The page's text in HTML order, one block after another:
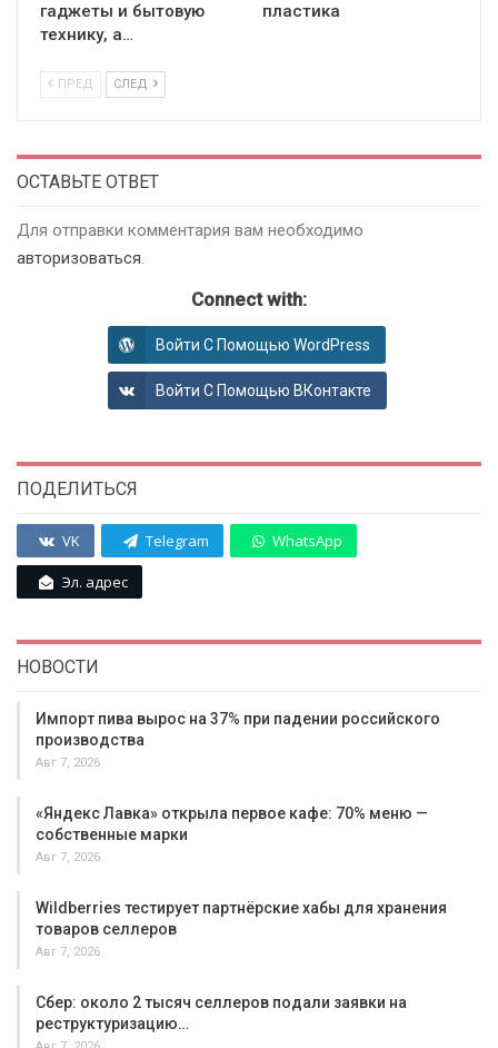
гаджеты и бытовую
технику, а…
пластика
ПРЕД СЛЕД
ОСТАВЬТЕ ОТВЕТ
Для отправки комментария вам необходимо
авторизоваться.
Connect with:
Войти С Помощью WordPress
Войти С Помощью ВКонтакте
ПОДЕЛИТЬСЯ
VK Telegram WhatsApp
Эл. адрес
НОВОСТИ
Импорт пива вырос на 37% при падении российского
производства
Авг 7, 2026
«Яндекс Лавка» открыла первое кафе: 70% меню —
собственные марки
Авг 7, 2026
Wildberries тестирует партнёрские хабы для хранения
товаров селлеров
Авг 7, 2026
Сбер: около 2 тысяч селлеров подали заявки на
реструктуризацию…